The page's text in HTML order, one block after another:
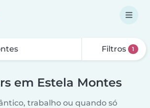
Filtros 1
em Estela Montes
trabalho ou quando só